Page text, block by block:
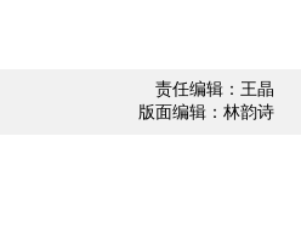
责任编辑：王晶
版面编辑：林韵诗